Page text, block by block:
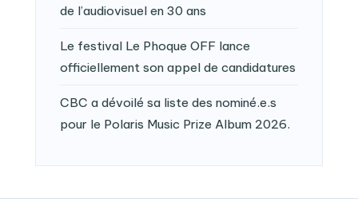
de l’audiovisuel en 30 ans
Le festival Le Phoque OFF lance
officiellement son appel de candidatures
CBC a dévoilé sa liste des nominé.e.s
pour le Polaris Music Prize Album 2026.